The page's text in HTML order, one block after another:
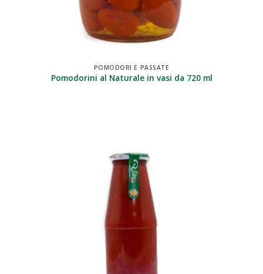
POMODORI E PASSATE
Pomodorini al Naturale in vasi da 720 ml